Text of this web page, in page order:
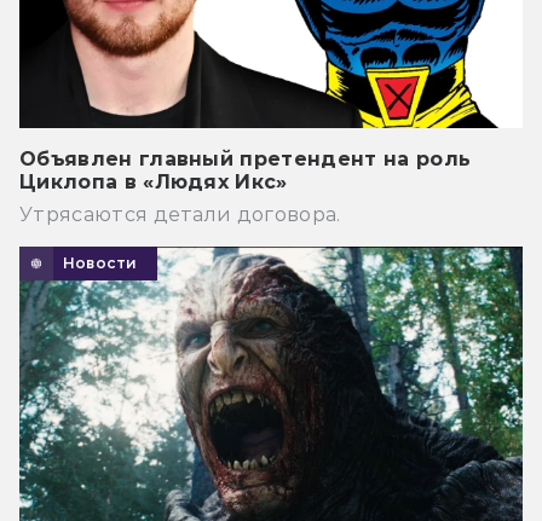
Объявлен главный претендент на роль
Циклопа в «Людях Икс»
Утрясаются детали договора.
Новости